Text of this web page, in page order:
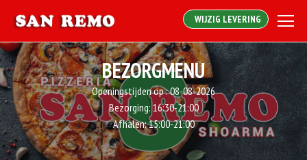
WIJZIG LEVERING
BEZORGMENU
Openingstijden op :08-08-2026
Bezorging: 16:30-21:00
Afhalen:15:00-21:00